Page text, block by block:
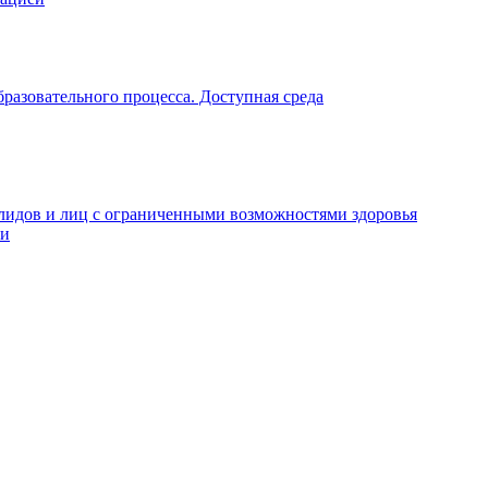
процесса. Доступная среда
и лиц с ограниченными возможностями здоровья